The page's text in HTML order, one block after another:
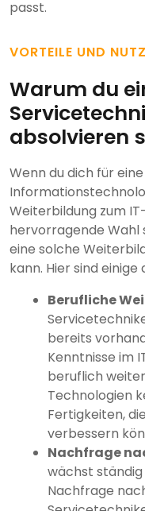
passt.
VORTEILE UND
Warum du
absolvieren
Wenn du dich für
Weiterbildung zum
hervorragende Wahl
eine solche
kann. Hier sind einige
Berufliche
bereits
Kenntnisse im
beruflich
Technologien
Fertigkeiten,
verbessern
Nachfrage
wächst
Nachfrage